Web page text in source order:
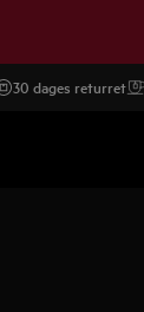
30 dages returret